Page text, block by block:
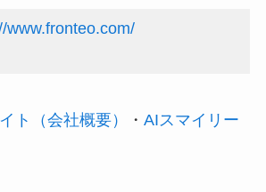
www.fronteo.com/
ト（会社概要） ・ AIスマイリー